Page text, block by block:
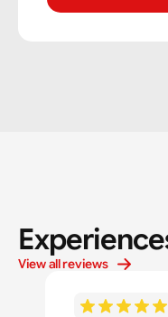
stevig als netjes is
View all reviews